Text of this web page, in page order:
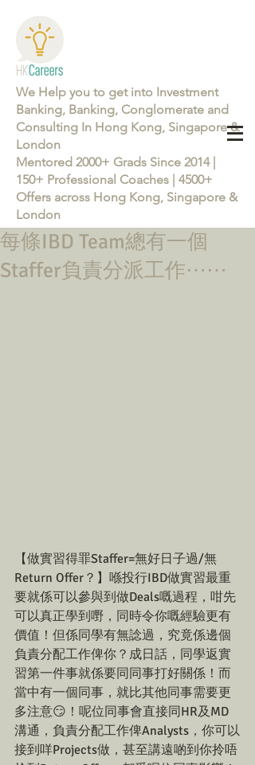
We Help you to get into Investment
Banking, Banking, Conglomerate and
Consulting In Hong Kong, Singapore &
London
Mentored 2000+ Grads Since 2014 |
150+ Professional Coaches | 4500+
Offers across Hong Kong, Singapore &
London
每條IBD Team總有一個
Staffer負責分派工作⋯⋯
【做實習得罪Staffer=無好日子過/無
Return Offer？】喺投行IBD做實習最重
要就係可以參與到做Deals嘅過程，咁先
可以真正學到嘢，同時令你嘅經驗更有
價值！但係同學有無諗過，究竟係邊個
負責分配工作俾你？成日話，同學返實
習第一件事就係要同同事打好關係！而
當中有一個同事，就比其他同事需要更
多注意😏！呢位同事會直接同HR及MD
溝通，負責分配工作俾Analysts，你可以
接到咩Projects做，甚至講遠啲到你拎唔